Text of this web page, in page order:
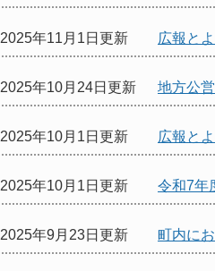
2025年11月1日更新 広報と
2025年10月24日更新 地方公
2025年10月1日更新 広報と
2025年10月1日更新 令和7年
2025年9月23日更新 町内に